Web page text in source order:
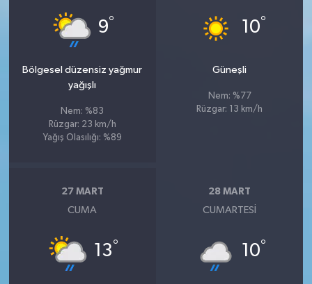
9°
Bölgesel düzensiz yağmur
yağışlı
Nem: %83
Rüzgar: 23 km/h
Yağış Olasılığı: %89
10°
Güneşli
Nem: %77
Rüzgar: 13 km/h
27 MART
CUMA
13°
28 MART
CUMARTESI
10°